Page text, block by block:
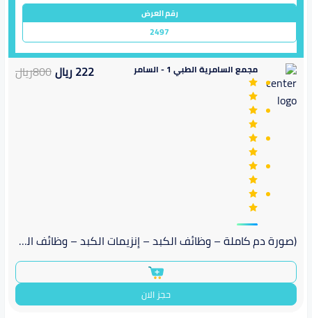
رقم العرض
2497
مجمع السامرية الطبي 1 - السامر 222ريال800ريال
(صورة دم كاملة – وظائف الكبد – إنزيمات الكبد – وظائف الكلى – وظائف الكلى 2 – كوليسترول – الدهون الثلاثية – الدهون النافعة – الدهون الضارة – سكر صيام – تحليل البول الكامل)
حجز الان